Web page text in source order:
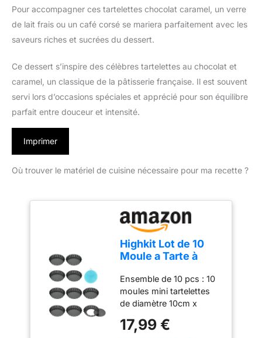
Pour accompagner ces tartelettes chocolat caramel, un verre
de lait frais ou un café corsé se mariera parfaitement avec les
saveurs riches et sucrées du dessert.
Ce dessert s’inspire des célèbres tartelettes au chocolat et
caramel, un classique de la pâtisserie française. Il est souvent
servi lors d’occasions spéciales et apprécié pour son équilibre
parfait entre douceur et intensité.
Imprimer
Où trouver le matériel de cuisine nécessaire pour ma recette ?
Highkit Lot de 10
Moule a Tarte à
Mini 10 cm X10
Ensemble de 10 pcs : 10
moules mini tartelettes
de diamètre 10cm x
pour faire des tartes,
17,99 €